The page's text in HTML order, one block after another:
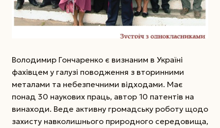
Володимир Гончаренко є визнаним в Україні
фахівцем у галузі поводження з вторинними
металами та небезпечними відходами. Має
понад 30 наукових праць, автор 10 патентів на
винаходи. Веде активну громадську роботу щодо
захисту навколишнього природного середовища,